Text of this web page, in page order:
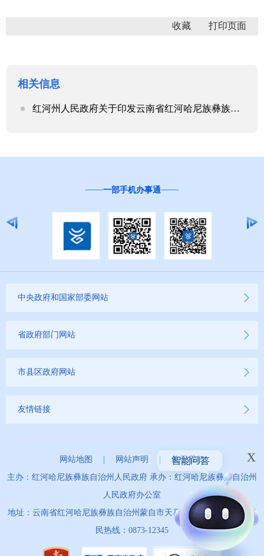
收藏
相关信息
红河州人民政府关于印发云南省红河哈尼族彝族自治州哈尼梯田保护管理条例实施办法的通知
一部手机办事通
中央政府和国家部委网站
省政府部门网站
市县区政府网站
友情链接
网站地图 网站声明
关于我们
主办：红河哈尼族彝族自治州人民政府 承办：红河哈尼族彝族自治州
人民政府办公室
地址：云南省红河哈尼族彝族自治州蒙自市天马路67号 政务服务便
民热线：0873-12345
x